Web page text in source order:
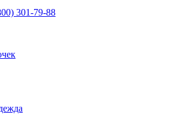
301-79-88